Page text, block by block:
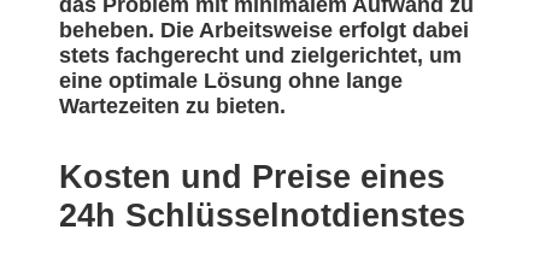
das Problem mit minimalem Aufwand zu
beheben. Die Arbeitsweise erfolgt dabei
stets fachgerecht und zielgerichtet, um
eine optimale Lösung ohne lange
Wartezeiten zu bieten.
Kosten und Preise eines
24h Schlüsselnotdienstes